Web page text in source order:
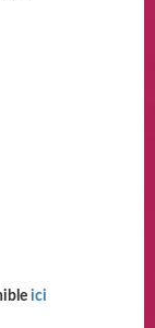
ici